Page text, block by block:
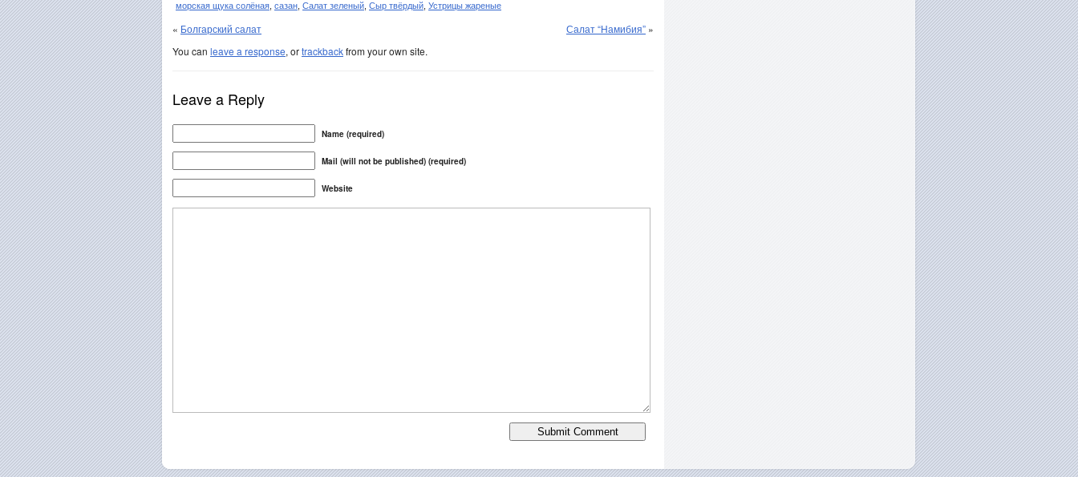
морская щука солёная сазан Салат зеленый Сыр твёрдый Устрицы жареные
« Болгарский салат Салат “Намибия” »
You can leave a response, ortrackbackfrom your own site.
Leave a Reply
Name (required)
Mail (will not be published) (required)
Website